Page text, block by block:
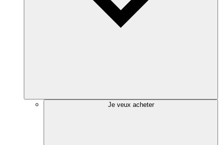
Je veux acheter